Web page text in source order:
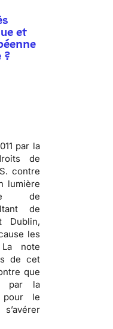
et
?
par la
de
contre
lumière
de
de
Dublin,
les
La note
de cet
que
par la
pour le